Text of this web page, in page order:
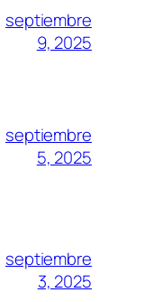
septiembre
9, 2025
septiembre
5, 2025
septiembre
3, 2025